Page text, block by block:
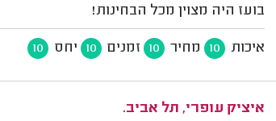
בועז היה מצוין מכל הבחינות!
איכות 10 מחיר 10 זמנים 10 יחס 10
איציק עופרי, תל אביב.